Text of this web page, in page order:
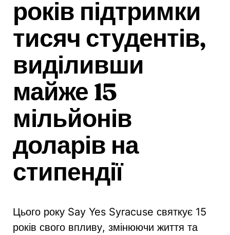
років підтримки
тисяч студентів,
виділивши
майже 15
мільйонів
доларів на
стипендії
Цього року Say Yes Syracuse святкує 15
років свого впливу, змінюючи життя та